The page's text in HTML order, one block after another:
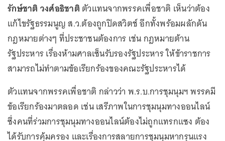
รักษ์ชาติ วงศ์อธิชาติ ตัวแทนจากพรรคเพื่อชาติ เห็นว่าต้อง
แก้ไขรัฐธรรมนูญ ส.ว.ต้องถูกปิดสวิตช์ อีกทั้งพร้อมผลักดัน
กฎหมายต่างๆ ที่ประชาชนต้องการ เช่น กฎหมายต้าน
รัฐประหาร เรื่องห้ามศาลเซ็นรับรองรัฐประหาร ให้ข้าราชการ
สามารถไม่ทำตามข้อเรียกร้องของคณะรัฐประหารได้
ตัวแทนจากพรรคเพื่อชาติ กล่าวว่า พ.ร.บ.การชุมนุมฯ พรรคมี
ข้อเรียกร้องมาตลอด เช่น เสรีภาพในการชุมนุมทางออนไลน์
ซึ่งคนที่ร่วมการชุมนุมทางออนไลน์ต้องไม่ถูกแทรกแซง ต้อง
ได้รับการคุ้มครอง และเรื่องการสลายการชุมนุมหากรุนแรง